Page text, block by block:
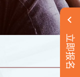
立即报名